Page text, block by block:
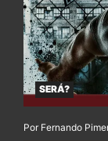
SERÁ?
Por Fernando